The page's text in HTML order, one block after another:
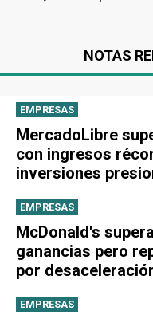
NOTAS
EMPRESAS
MercadoLibre
con ingresos
inversiones
EMPRESAS
McDonald's
ganancias pero
por
EMPRESAS